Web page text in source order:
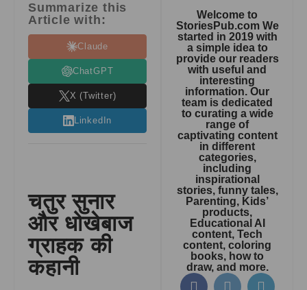
Summarize this
Article with:
Claude
ChatGPT
X (Twitter)
LinkedIn
चतुर सुनार
और धोखेबाज
ग्राहक की
कहानी
Welcome to
StoriesPub.com We
started in 2019 with
a simple idea to
provide our readers
with useful and
interesting
information. Our
team is dedicated
to curating a wide
range of
captivating content
in different
categories,
including
inspirational
stories, funny tales,
Parenting, Kids’
products,
Educational AI
content, Tech
content, coloring
books, how to
draw, and more.